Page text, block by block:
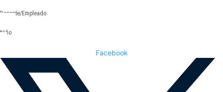
Docente/Empleado
Niño
Facebook